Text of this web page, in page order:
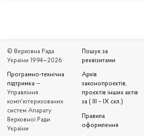
© Верховна Рада
України 1994—2026
Програмно-технічна
підтримка —
Управління
комп'ютеризованих
систем Апарату
Верховної Ради
України
Пошук за
реквізитами
Архів
законопроєктів,
проєктів інших актів
за ( III – IX скл.)
Правила
оформлення